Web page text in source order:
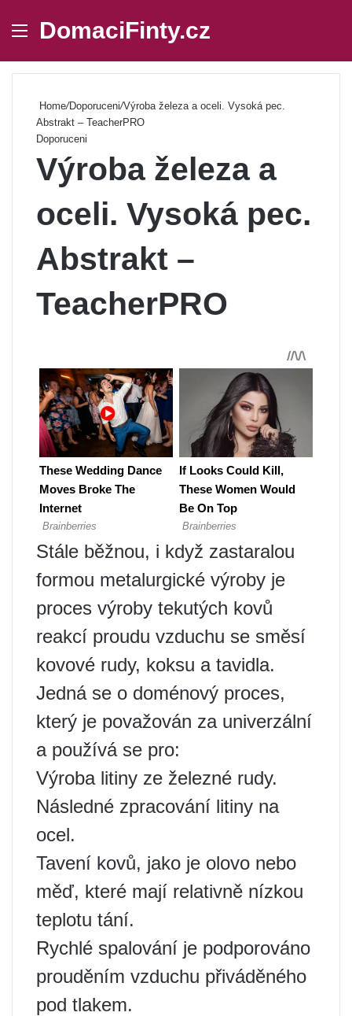
Menu
DomaciFinty.cz
Home/Doporuceni/Výroba železa a oceli. Vysoká pec.
Abstrakt – TeacherPRO
Doporuceni
Výroba železa a
oceli. Vysoká pec.
Abstrakt –
TeacherPRO
Stále běžnou, i když zastaralou
formou metalurgické výroby je
proces výroby tekutých kovů
reakcí proudu vzduchu se směsí
kovové rudy, koksu a tavidla.
Jedná se o doménový proces,
který je považován za univerzální
a používá se pro:
Výroba litiny ze železné rudy.
Následné zpracování litiny na
ocel.
Tavení kovů, jako je olovo nebo
měď, které mají relativně nízkou
teplotu tání.
Rychlé spalování je podporováno
prouděním vzduchu přiváděného
pod tlakem.